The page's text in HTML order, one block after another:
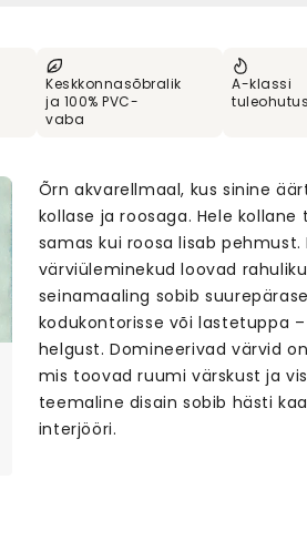
Keskkonnasõbralik
ja 100% PVC-
vaba
A-klassi
Õrn akvarellmaal, kus sinine
kollase ja roosaga. Hele
samas kui roosa lisab
värviüleminekud loovad
seinamaaling sobib
kodukontorisse või lastetuppa
helgust. Domineerivad värvid
mis toovad ruumi värskust ja
teemaline disain sobib hästi
interjööri.